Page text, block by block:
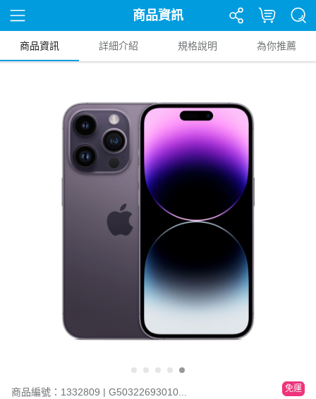
商品資訊
商品資訊 詳細介紹 規格說明 為你推薦
商品編號：1332809 | G50322693010... 免運